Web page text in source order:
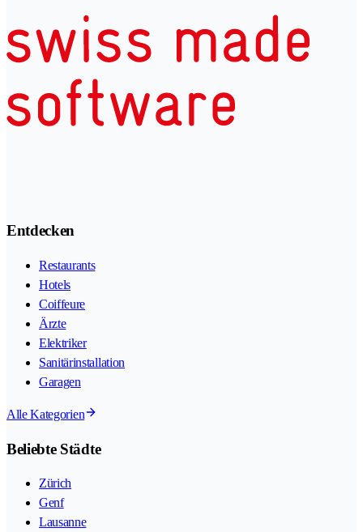
Entdecken
Restaurants
Hotels
Coiffeure
Ärzte
Elektriker
Sanitärinstallation
Garagen
Alle Kategorien
Beliebte Städte
Zürich
Genf
Lausanne